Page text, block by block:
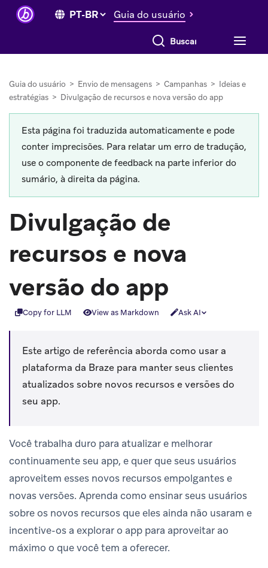
Guia do usuário
Buscar tudo
Guia do usuário > Envio de mensagens > Campanhas > Ideias e
estratégias > Divulgação de recursos e nova versão do app
Esta página foi traduzida automaticamente e pode
conter imprecisões. Para relatar um erro de tradução,
use o componente de feedback na parte inferior do
sumário, à direita da página.
Divulgação de
recursos e nova
versão do app
Copy for LLM View as Markdown Ask AI
Este artigo de referência aborda como usar a
plataforma da Braze para manter seus clientes
atualizados sobre novos recursos e versões do
seu app.
Você trabalha duro para atualizar e melhorar
continuamente seu app, e quer que seus usuários
aproveitem esses novos recursos empolgantes e
novas versões. Aprenda como ensinar seus usuários
sobre os novos recursos que eles ainda não usaram e
incentive-os a explorar o app para aproveitar ao
máximo o que você tem a oferecer.